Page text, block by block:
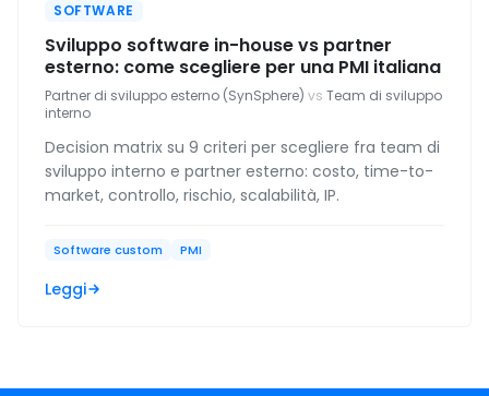
SOFTWARE
Sviluppo software in-house vs partner
esterno: come scegliere per una PMI italiana
Partner di sviluppo esterno (SynSphere) vs Team di sviluppo
interno
Decision matrix su 9 criteri per scegliere fra team di
sviluppo interno e partner esterno: costo, time-to-
market, controllo, rischio, scalabilità, IP.
Software custom PMI
Leggi